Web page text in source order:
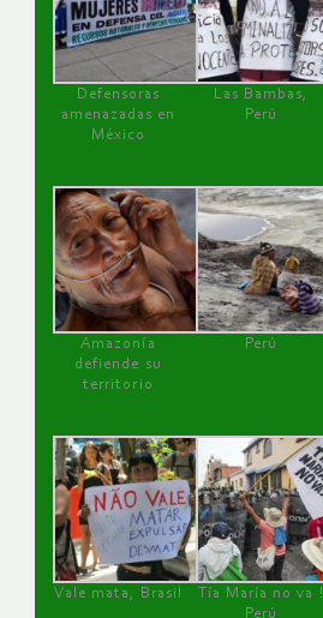
Defensoras
amenazadas en
México
Las Bambas,
Perú
Amazonía
defiende su
territorio
Perú
Vale mata, Brasil
Tía María no va !
Perú